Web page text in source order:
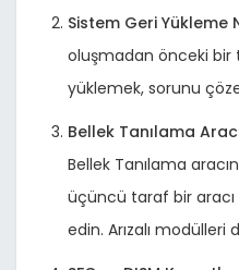
Sistem Geri Yükleme
oluşmadan önceki bir
yüklemek, sorunu
Bellek Tanılama
Bellek Tanılama
üçüncü taraf bir aracı
edin. Arızalı modülleri